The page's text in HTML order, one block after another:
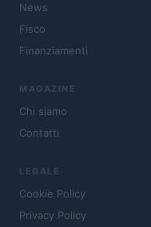
News
Fisco
Finanziamenti
MAGAZINE
Chi siamo
Contatti
LEGALE
Cookie Policy
Privacy Policy